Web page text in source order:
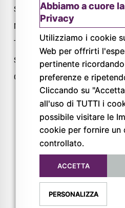
Servizi
Magazine
Trail
Shop
Cataloghi
FOLLOW
Abbiamo a cuore
Privacy
Utilizziamo i cookie
Web per offrirti
pertinente
preferenze e
Cliccando su
all'uso di TUTTI i
possibile visitare le
cookie per fornire un
controllato.
ACCETTA
PERSONALIZZA